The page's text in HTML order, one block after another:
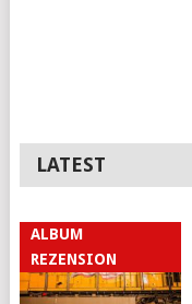
LATEST
ALBUM
REZENSION